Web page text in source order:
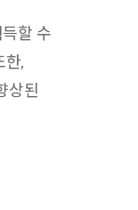
할 수
한,
상된